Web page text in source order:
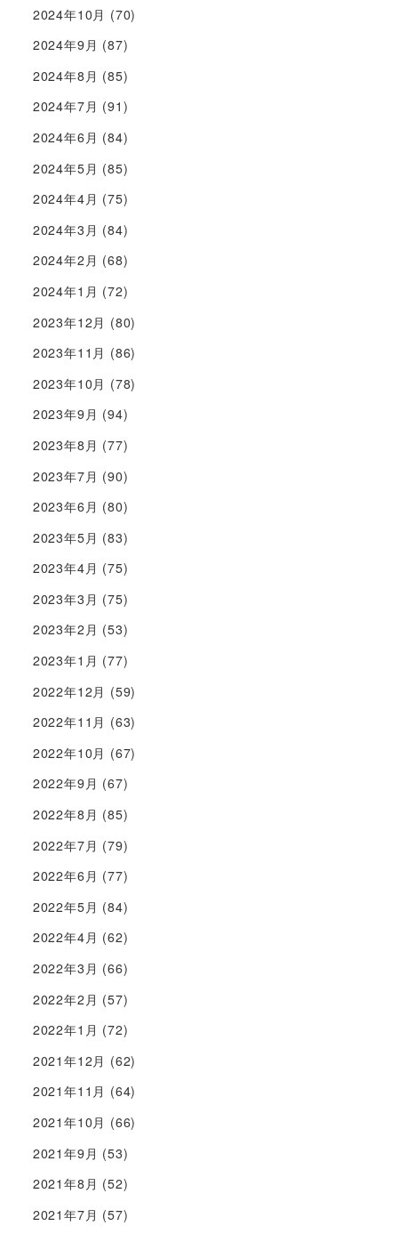
2024年10月 (70)
2024年9月 (87)
2024年8月 (85)
2024年7月 (91)
2024年6月 (84)
2024年5月 (85)
2024年4月 (75)
2024年3月 (84)
2024年2月 (68)
2024年1月 (72)
2023年12月 (80)
2023年11月 (86)
2023年10月 (78)
2023年9月 (94)
2023年8月 (77)
2023年7月 (90)
2023年6月 (80)
2023年5月 (83)
2023年4月 (75)
2023年3月 (75)
2023年2月 (53)
2023年1月 (77)
2022年12月 (59)
2022年11月 (63)
2022年10月 (67)
2022年9月 (67)
2022年8月 (85)
2022年7月 (79)
2022年6月 (77)
2022年5月 (84)
2022年4月 (62)
2022年3月 (66)
2022年2月 (57)
2022年1月 (72)
2021年12月 (62)
2021年11月 (64)
2021年10月 (66)
2021年9月 (53)
2021年8月 (52)
2021年7月 (57)